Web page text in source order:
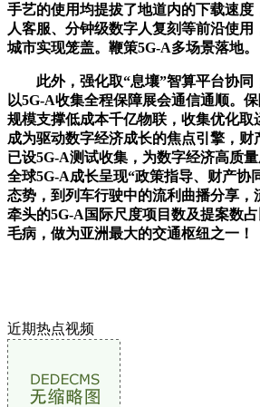
手艺的使用均提拔了地道内的下载速
人客服、分钟级数字人复刻等前沿使用
城市实现笼盖。鞭策5G-A多场景落地。
此外，强化取“息壤”智算平台协同
以5G-A收集全程保障展会通信通顺。
规模支撑低成本千亿物联，收集优化取
成为驱动数字经济成长的焦点引擎，财
已设5G-A测试收集，为数字经济高质量
全球5G-A成长呈现“政策指导、财产协
态势，到列车行驶中的流利曲播分享，
牵头的5G-A国际尺度项目数及提案数
毛病，做为亚洲最大的交通枢纽之一！
近期热点视频